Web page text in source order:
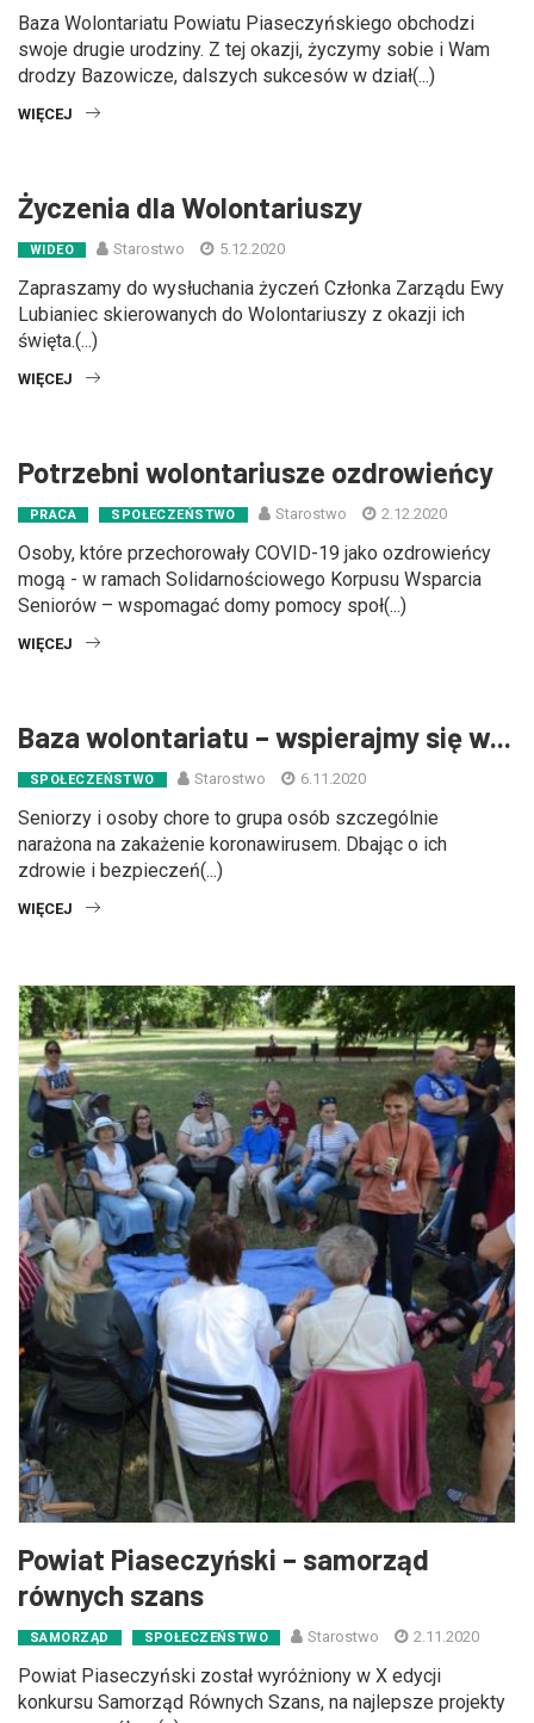
Baza Wolontariatu Powiatu Piaseczyńskiego obchodzi
swoje drugie urodziny. Z tej okazji, życzymy sobie i Wam
drodzy Bazowicze, dalszych sukcesów w dział(...)
WIĘCEJ
Życzenia dla Wolontariuszy
WIDEO Starostwo 5.12.2020
Zapraszamy do wysłuchania życzeń Członka Zarządu Ewy
Lubianiec skierowanych do Wolontariuszy z okazji ich
święta.(...)
WIĘCEJ
Potrzebni wolontariusze ozdrowieńcy
PRACA SPOŁECZEŃSTWO Starostwo 2.12.2020
Osoby, które przechorowały COVID-19 jako ozdrowieńcy
mogą - w ramach Solidarnościowego Korpusu Wsparcia
Seniorów – wspomagać domy pomocy społ(...)
WIĘCEJ
Baza wolontariatu – wspierajmy się w...
SPOŁECZEŃSTWO Starostwo 6.11.2020
Seniorzy i osoby chore to grupa osób szczególnie
narażona na zakażenie koronawirusem. Dbając o ich
zdrowie i bezpieczeń(...)
WIĘCEJ
Powiat Piaseczyński – samorząd
równych szans
SAMORZĄD SPOŁECZEŃSTWO Starostwo 2.11.2020
Powiat Piaseczyński został wyróżniony w X edycji
konkursu Samorząd Równych Szans, na najlepsze projekty